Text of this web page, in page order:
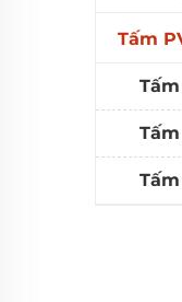
Tấm